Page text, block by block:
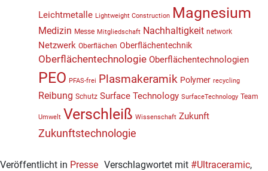
Leichtmetalle Lightweight Construction Magnesium
Medizin Messe Mitgliedschaft Nachhaltigkeit network
Netzwerk Oberflächen Oberflächentechnik
Oberflächentechnologie Oberflächentechnologien
PEO PFAS-frei Plasmakeramik Polymer recycling
Reibung Schutz Surface Technology SurfaceTechnology Team
Umwelt Verschleiß Wissenschaft Zukunft
Zukunftstechnologie
Veröffentlicht in Presse Verschlagwortet mit #Ultraceramic,